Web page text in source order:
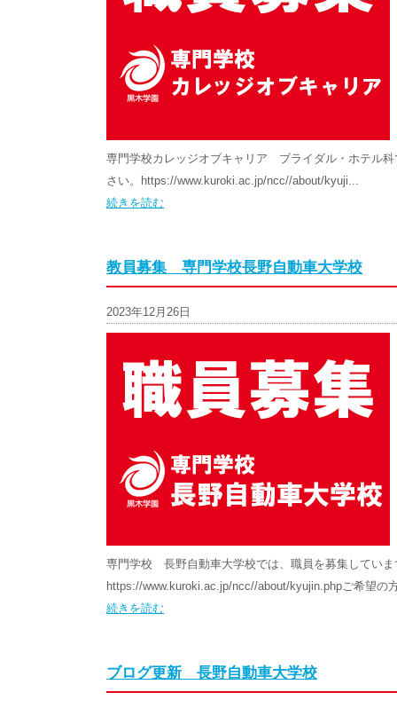
専門学校カレッジオブキャリア ブライダル・ホテル
さい。https://www.kuroki.ac.jp/ncc//about/kyuji...
続きを読む
教員募集 専門学校長野自動車大学校
2023年12月26日
専門学校 長野自動車大学校では、職員を募集してい
https://www.kuroki.ac.jp/ncc//about/kyujin.phpご希望の
続きを読む
ブログ更新 長野自動車大学校